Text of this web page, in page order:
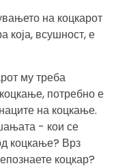
на коцкарот
која, всушност, е
му треба
потребно е
на коцкање.
- кои се
коцкање? Врз
коцкар?